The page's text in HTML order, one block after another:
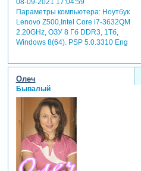
08-09-2021 17:04:59
Параметры компьютера:Ноутбук
Lenovo Z500,Intel Core i7-3632QM
2.20GHz, ОЗУ 8 Гб DDR3, 1Тб,
Windows 8(64). PSP 5.0.3310 Eng
Олеч
Бывалый